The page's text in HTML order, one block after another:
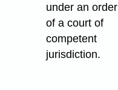
under an order
of a court of
competent
jurisdiction.